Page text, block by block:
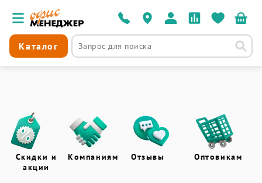
Каталог
Скидки и
акции
Компаниям Отзывы Оптовикам